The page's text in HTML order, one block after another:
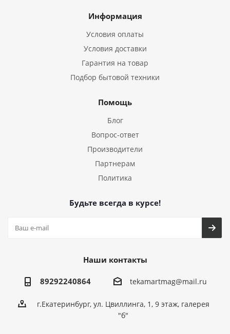
Информация
Условия оплаты
Условия доставки
Гарантия на товар
Подбор бытовой техники
Помощь
Блог
Вопрос-ответ
Производители
Партнерам
Политика
Будьте всегда в курсе!
Наши контакты
89292240864 tekamartmag@mail.ru
г.Екатеринбург, ул. Цвиллинга, 1, 9 этаж, галерея
"б"